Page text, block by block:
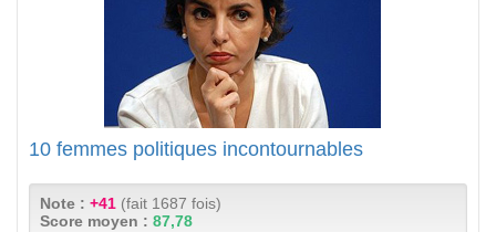
10 femmes politiques incontournables
Note : +41 (fait 1687 fois)
Score moyen : 87,78